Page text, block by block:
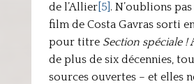
de l’Allier[5]. N’oublions
film de Costa Gavras sorti
pour titre Section spéciale !
de plus de six décennies,
sources ouvertes – et elles